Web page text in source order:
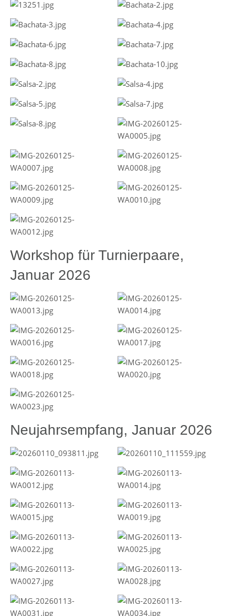
Workshop für Turnierpaare,
Januar 2026
Neujahrsempfang, Januar 2026